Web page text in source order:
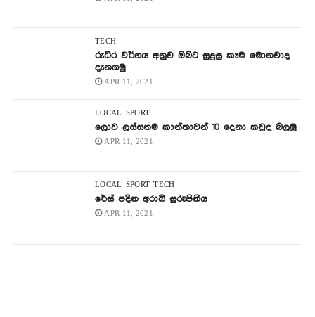
TECH
රුධිර වර්ගය අනුව ඔබට සුදුසු කෑම මොනවාද
දැනගමු
APR 11, 2021
LOCAL SPORT
ලොව ලස්සනම කාන්තාවන් 10 දෙනා කවුද බලමු
APR 11, 2021
LOCAL SPORT TECH
රේස් පදින අරාබි සුරූපිනිය
APR 11, 2021